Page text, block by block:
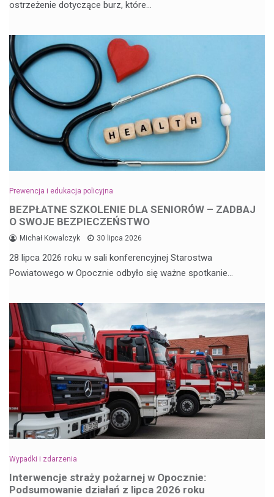
ostrzeżenie dotyczące burz, które…
Prewencja i edukacja policyjna
BEZPŁATNE SZKOLENIE DLA SENIORÓW – ZADBAJ
O SWOJE BEZPIECZEŃSTWO
Michał Kowalczyk 30 lipca 2026
28 lipca 2026 roku w sali konferencyjnej Starostwa
Powiatowego w Opocznie odbyło się ważne spotkanie…
Wypadki i zdarzenia
Interwencje straży pożarnej w Opocznie:
Podsumowanie działań z lipca 2026 roku